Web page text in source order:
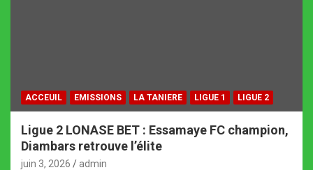
ACCEUIL EMISSIONS LA TANIERE LIGUE 1 LIGUE 2
Ligue 2 LONASE BET : Essamaye FC champion,
Diambars retrouve l’élite
juin 3, 2026 admin